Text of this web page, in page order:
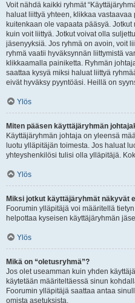
Voit nähdä kaikki ryhmät
haluat liittyä yhteen, klikkaa
kuitenkaan ole vapaata pääsyä.
kuin voit liittyä. Jotkut voivat olla
jäsenyyksiä. Jos ryhmä on avoin, voit
ryhmä vaatii hyväksynnän liittymistä
klikkaamalla painiketta. Ryhmän
saattaa kysyä miksi haluat liittyä
eivät hyväksy pyyntöäsi. Heillä on
Ylös
Miten pääsen käyttäjäryhmän
Käyttäjäryhmän johtaja on yleensä
luotu ylläpitäjän toimesta. Jos haluat
yhteyshenkilösi tulisi olla ylläpitäjä.
Ylös
Miksi jotkut käyttäjäryhmät näkyvät
Foorumin ylläpitäjä voi määritellä
helpottaa kyseisen käyttäjäryhmän
Ylös
Mikä on “oletusryhmä”?
Jos olet useamman kuin yhden
käytetään määriteltäessä sinun
Foorumin ylläpitäjä saattaa antaa
omista asetuksista.